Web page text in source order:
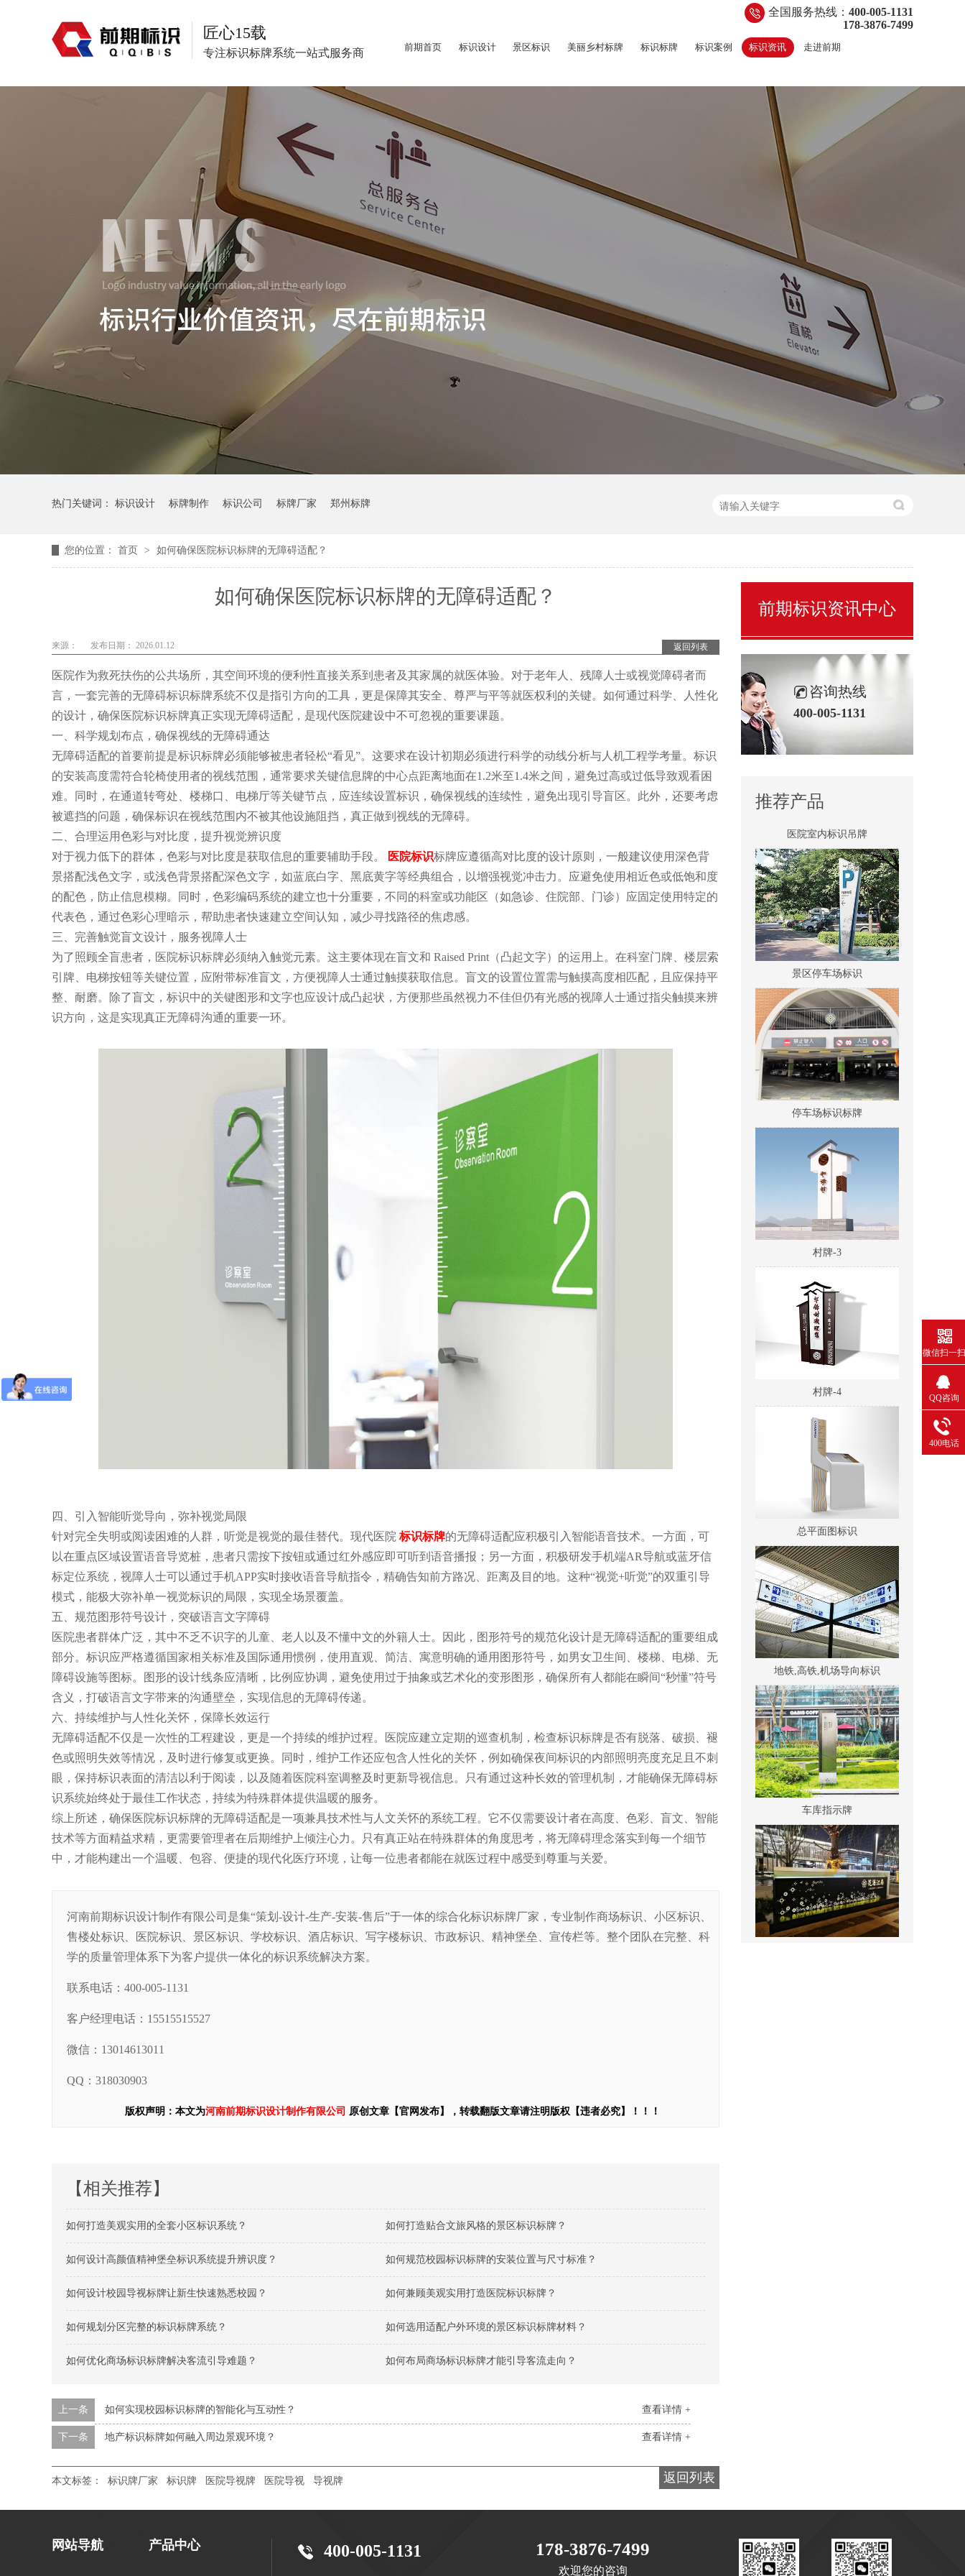
匠心15载
专注标识标牌系统一站式服务商
全国服务热线： 400-005-1131
178-3876-7499
前期首页 标识设计 景区标识 美丽乡村标牌 标识标牌 标识案例 标识资讯 走进前期
热门关键词： 标识设计 标牌制作 标识公司 标牌厂家 郑州标牌
您的位置： 首页 > 如何确保医院标识标牌的无障碍适配？
如何确保医院标识标牌的无障碍适配？
返回列表
来源： 发布日期： 2026.01.12
医院作为救死扶伤的公共场所，其空间环境的便利性直接关系到患者及其家属的就医体验。对于老年人、残障人士或视觉障碍者而
言，一套完善的无障碍标识标牌系统不仅是指引方向的工具，更是保障其安全、尊严与平等就医权利的关键。如何通过科学、人性化
的设计，确保医院标识标牌真正实现无障碍适配，是现代医院建设中不可忽视的重要课题。
一、科学规划布点，确保视线的无障碍通达
无障碍适配的首要前提是标识标牌必须能够被患者轻松“看见”。这要求在设计初期必须进行科学的动线分析与人机工程学考量。标识
的安装高度需符合轮椅使用者的视线范围，通常要求关键信息牌的中心点距离地面在1.2米至1.4米之间，避免过高或过低导致观看困
难。同时，在通道转弯处、楼梯口、电梯厅等关键节点，应连续设置标识，确保视线的连续性，避免出现引导盲区。此外，还要考虑
被遮挡的问题，确保标识在视线范围内不被其他设施阻挡，真正做到视线的无障碍。
二、合理运用色彩与对比度，提升视觉辨识度
对于视力低下的群体，色彩与对比度是获取信息的重要辅助手段。
医院标识标牌应遵循高对比度的设计原则，一般建议使用深色背
景搭配浅色文字，或浅色背景搭配深色文字，如蓝底白字、黑底黄字等经典组合，以增强视觉冲击力。应避免使用相近色或低饱和度
的配色，防止信息模糊。同时，色彩编码系统的建立也十分重要，不同的科室或功能区（如急诊、住院部、门诊）应固定使用特定的
代表色，通过色彩心理暗示，帮助患者快速建立空间认知，减少寻找路径的焦虑感。
三、完善触觉盲文设计，服务视障人士
为了照顾全盲患者，医院标识标牌必须纳入触觉元素。这主要体现在盲文和 Raised Print（凸起文字）的运用上。在科室门牌、楼层索
引牌、电梯按钮等关键位置，应附带标准盲文，方便视障人士通过触摸获取信息。盲文的设置位置需与触摸高度相匹配，且应保持平
整、耐磨。除了盲文，标识中的关键图形和文字也应设计成凸起状，方便那些虽然视力不佳但仍有光感的视障人士通过指尖触摸来辨
识方向，这是实现真正无障碍沟通的重要一环。
四、引入智能听觉导向，弥补视觉局限
针对完全失明或阅读困难的人群，听觉是视觉的最佳替代。现代医院 标识标牌的无障碍适配应积极引入智能语音技术。一方面，可
以在重点区域设置语音导览桩，患者只需按下按钮或通过红外感应即可听到语音播报；另一方面，积极研发手机端AR导航或蓝牙信
标定位系统，视障人士可以通过手机APP实时接收语音导航指令，精确告知前方路况、距离及目的地。这种“视觉+听觉”的双重引导
模式，能极大弥补单一视觉标识的局限，实现全场景覆盖。
五、规范图形符号设计，突破语言文字障碍
医院患者群体广泛，其中不乏不识字的儿童、老人以及不懂中文的外籍人士。因此，图形符号的规范化设计是无障碍适配的重要组成
部分。标识应严格遵循国家相关标准及国际通用惯例，使用直观、简洁、寓意明确的通用图形符号，如男女卫生间、楼梯、电梯、无
障碍设施等图标。图形的设计线条应清晰，比例应协调，避免使用过于抽象或艺术化的变形图形，确保所有人都能在瞬间“秒懂”符号
含义，打破语言文字带来的沟通壁垒，实现信息的无障碍传递。
六、持续维护与人性化关怀，保障长效运行
无障碍适配不仅是一次性的工程建设，更是一个持续的维护过程。医院应建立定期的巡查机制，检查标识标牌是否有脱落、破损、褪
色或照明失效等情况，及时进行修复或更换。同时，维护工作还应包含人性化的关怀，例如确保夜间标识的内部照明亮度充足且不刺
眼，保持标识表面的清洁以利于阅读，以及随着医院科室调整及时更新导视信息。只有通过这种长效的管理机制，才能确保无障碍标
识系统始终处于最佳工作状态，持续为特殊群体提供温暖的服务。
综上所述，确保医院标识标牌的无障碍适配是一项兼具技术性与人文关怀的系统工程。它不仅需要设计者在高度、色彩、盲文、智能
技术等方面精益求精，更需要管理者在后期维护上倾注心力。只有真正站在特殊群体的角度思考，将无障碍理念落实到每一个细节
中，才能构建出一个温暖、包容、便捷的现代化医疗环境，让每一位患者都能在就医过程中感受到尊重与关爱。
河南前期标识设计制作有限公司是集“策划-设计-生产-安装-售后”于一体的综合化标识标牌厂家，专业制作商场标识、小区标识、
售楼处标识、医院标识、景区标识、学校标识、酒店标识、写字楼标识、市政标识、精神堡垒、宣传栏等。整个团队在完整、科
学的质量管理体系下为客户提供一体化的标识系统解决方案。
联系电话：400-005-1131
客户经理电话：15515515527
微信：13014613011
QQ：318030903
版权声明：本文为河南前期标识设计制作有限公司 原创文章【官网发布】，转载翻版文章请注明版权【违者必究】！！！
【相关推荐】
如何打造美观实用的全套小区标识系统？ 如何打造贴合文旅风格的景区标识标牌？
如何设计高颜值精神堡垒标识系统提升辨识度？ 如何规范校园标识标牌的安装位置与尺寸标准？
如何设计校园导视标牌让新生快速熟悉校园？ 如何兼顾美观实用打造医院标识标牌？
如何规划分区完整的标识标牌系统？ 如何选用适配户外环境的景区标识标牌材料？
如何优化商场标识标牌解决客流引导难题？ 如何布局商场标识标牌才能引导客流走向？
查看详情 +
上一条 如何实现校园标识标牌的智能化与互动性？
查看详情 +
下一条 地产标识标牌如何融入周边景观环境？
返回列表
本文标签： 标识牌厂家 标识牌 医院导视牌 医院导视 导视牌
前期标识资讯中心
咨询热线
400-005-1131
推荐产品
景区停车场标识
停车场标识标牌
村牌-3
总平面图标识
地铁,高铁,机场导向标识
车库指示牌
售楼处名称标识
网站导航 产品中心 400-005-1131 178-3876-7499
欢迎您的咨询
微信扫一扫
QQ咨询
400电话